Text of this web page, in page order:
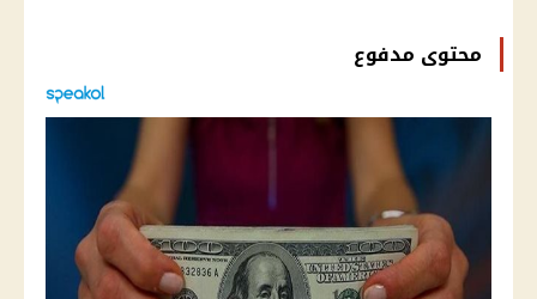
محتوى مدفوع